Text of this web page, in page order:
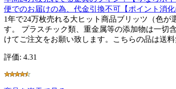
便でのお届けの為、代金引換不可【ポイント消化
1年で24万枚売れる大ヒット商品ブリッツ（色
す。 プラスチック類、重金属等の添加物は一切
けてご注文をお願い致します。こちらの品は送
評価: 4.31